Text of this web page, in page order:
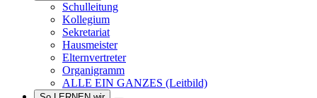
Schulleitung
Kollegium
Sekretariat
Hausmeister
Elternvertreter
Organigramm
ALLE EIN GANZES (Leitbild)